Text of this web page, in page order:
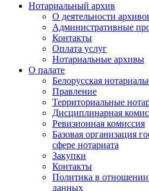
Нотариальный архив
О деятельности
Административные
Контакты
Оплата услуг
Нотариальные архивы
О палате
Белорусская
Правление
Территориальные
Дисциплинарная
Ревизионная комиссия
Базовая организация
сфере нотариата
Закупки
Контакты
Политика в
данных